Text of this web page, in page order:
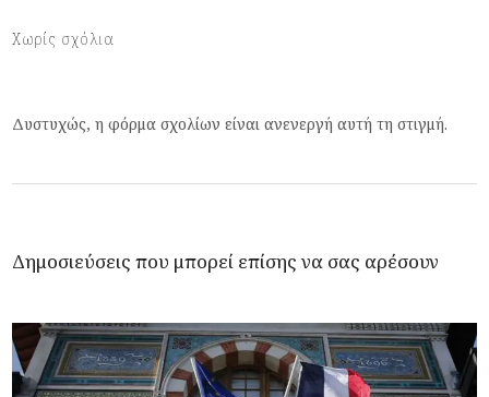
Χωρίς σχόλια
Δυστυχώς, η φόρμα σχολίων είναι ανενεργή αυτή τη στιγμή.
Δημοσιεύσεις που μπορεί επίσης να σας αρέσουν